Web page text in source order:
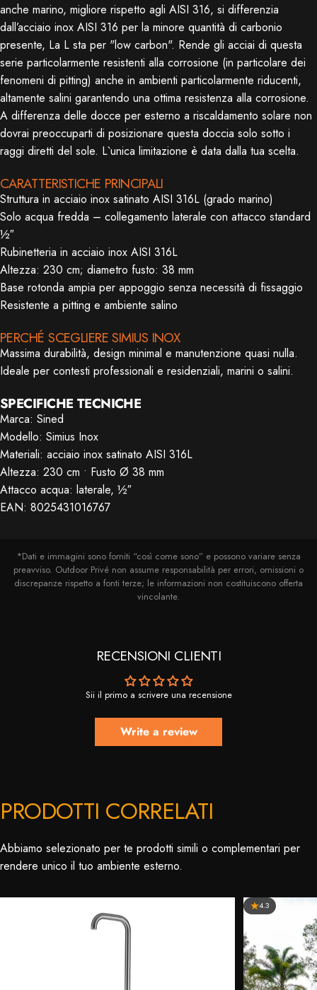
anche marino, migliore rispetto agli AISI 316, si differenzia
dall’acciaio inox AISI 316 per la minore quantità di carbonio
presente, La L sta per "low carbon". Rende gli acciai di questa
serie particolarmente resistenti alla corrosione (in particolare dei
fenomeni di pitting) anche in ambienti particolarmente riducenti,
altamente salini garantendo una ottima resistenza alla corrosione.
A differenza delle docce per esterno a riscaldamento solare non
dovrai preoccuparti di posizionare questa doccia solo sotto i
raggi diretti del sole. L`unica limitazione è data dalla tua scelta.
CARATTERISTICHE PRINCIPALI
Struttura in acciaio inox satinato AISI 316L (grado marino)
Solo acqua fredda – collegamento laterale con attacco standard
½″
Rubinetteria in acciaio inox AISI 316L
Altezza: 230 cm; diametro fusto: 38 mm
Base rotonda ampia per appoggio senza necessità di fissaggio
Resistente a pitting e ambiente salino
PERCHÉ SCEGLIERE SIMIUS INOX
Massima durabilità, design minimal e manutenzione quasi nulla.
Ideale per contesti professionali e residenziali, marini o salini.
SPECIFICHE TECNICHE
Marca: Sined
Modello: Simius Inox
Materiali: acciaio inox satinato AISI 316L
Altezza: 230 cm • Fusto Ø 38 mm
Attacco acqua: laterale, ½″
EAN: 8025431016767
*Dati e immagini sono forniti “così come sono” e possono variare senza
preavviso. Outdoor Privé non assume responsabilità per errori, omissioni o
discrepanze rispetto a fonti terze; le informazioni non costituiscono offerta
vincolante.
RECENSIONI CLIENTI
Sii il primo a scrivere una recensione
Write a review
PRODOTTI CORRELATI
Abbiamo selezionato per te prodotti simili o complementari per
rendere unico il tuo ambiente esterno.
4.3